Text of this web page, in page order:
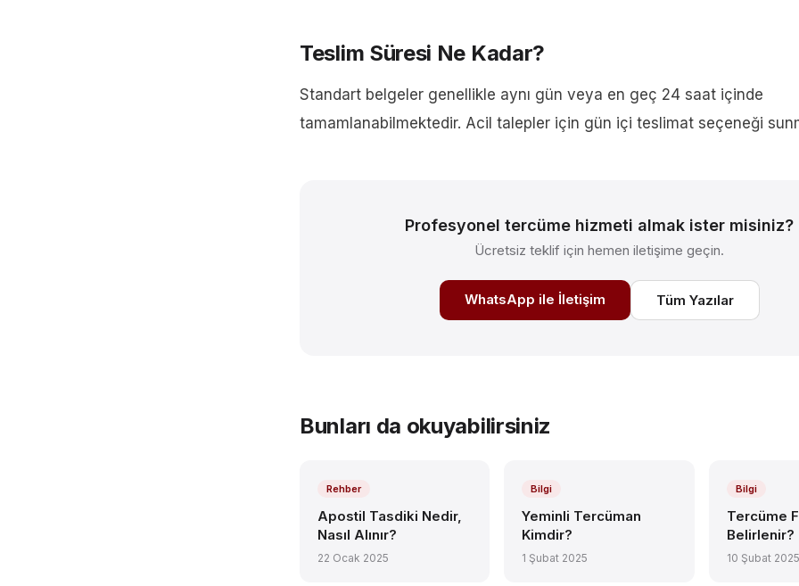
Teslim Süresi Ne Kadar?
Standart belgeler genellikle aynı gün veya en geç 24 saat içinde
tamamlanabilmektedir. Acil talepler için gün içi teslimat seçeneği
Profesyonel tercüme hizmeti almak ister misiniz?
Ücretsiz teklif için hemen iletişime geçin.
WhatsApp ile İletişim Tüm Yazılar
Bunları da okuyabilirsiniz
Rehber
Apostil Tasdiki Nedir,
Nasıl Alınır?
22 Ocak 2025
Bilgi
Yeminli Tercüman
Kimdir?
1 Şubat 2025
Bilgi
Tercüme
Belirlenir?
10 Şubat 2025